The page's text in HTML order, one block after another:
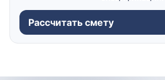
Рассчитать смету